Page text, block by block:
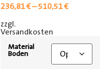
236,81€–510,51€
zzgl.
Versandkosten
Material
Boden